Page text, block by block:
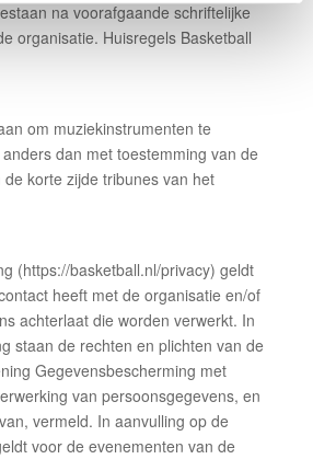
na voorafgaande schriftelijke
organisatie. Huisregels Basketball
om muziekinstrumenten te
dan met toestemming van de
korte zijde tribunes van het
(https://basketball.nl/privacy) geldt
heeft met de organisatie en/of
achterlaat die worden verwerkt. In
staan de rechten en plichten van de
Gegevensbescherming met
van persoonsgegevens, en
vermeld. In aanvulling op de
voor de evenementen van de